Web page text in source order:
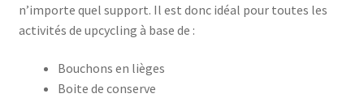
n’importe quel support. Il est donc idéal pour toutes les
activités de upcycling à base de :
Bouchons en lièges
Boite de conserve